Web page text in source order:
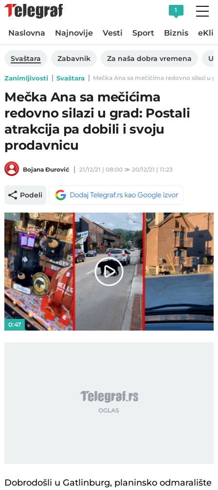
1
Naslovna Najnovije Vesti Sport Biznis
Svaštara Zabavnik Za naša dobra vremena
Zanimljivosti Svaštara Mečka Ana sa mečićima redovno silazi u
Mečka Ana sa mečićima
redovno silazi u grad: Postali
atrakcija pa dobili i svoju
prodavnicu
Bojana Đurović 21/12/21 | 08:00 ≫20/12/21 | 11:23
Podeli
Play
Video
0:47
Dobrodošli u Gatlinburg, planinsko odmaralište